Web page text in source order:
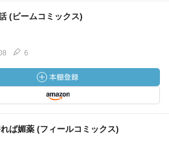
(ビームコミックス)
6
ば媚薬 (フィールコミックス)